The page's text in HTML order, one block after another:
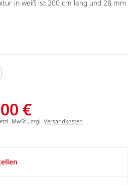
in weiß ist 200 cm lang und 28 mm
€
MwSt., zzgl. Versandkosten